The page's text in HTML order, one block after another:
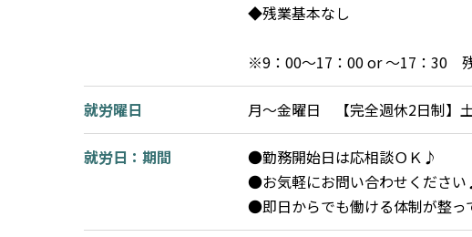
◆残業基本なし
※9：00～17：00 or ～17：30
就労曜日 月～金曜日 【完全週休2日制】
就労日：期間
●勤務開始日は応相談ＯＫ♪
●お気軽にお問い合わせくださ
●即日からでも働ける体制が整っ